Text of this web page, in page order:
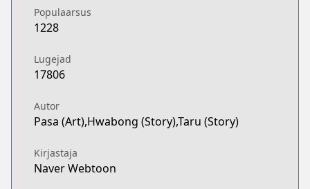
Populaarsus
1228
Lugejad
17806
Autor
Pasa (Art),Hwabong (Story),Taru (Story)
Kirjastaja
Naver Webtoon